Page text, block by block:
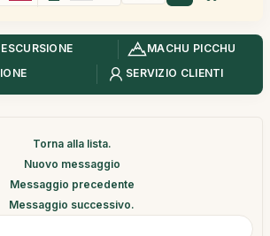
ESCURSIONE
MACHU PICCHU
SERVIZIO CLIENTI
Torna alla lista.
Nuovo messaggio
Messaggio precedente
Messaggio successivo.